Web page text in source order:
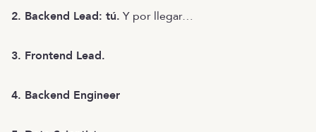
2. Backend Lead: tú. Y por llegar…
3. Frontend Lead.
4. Backend Engineer